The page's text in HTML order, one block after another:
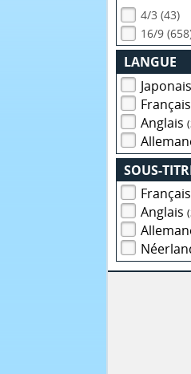
4/3 (43)
16/9
LANGUE
Anglais
SOUS-
Anglais